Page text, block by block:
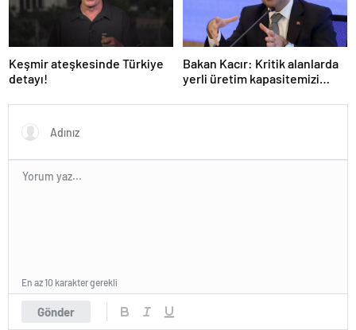
Keşmir ateşkesinde Türkiye
detayı!
Bakan Kacır: Kritik alanlarda
yerli üretim kapasitemizi
Gönder
En az 10 karakter gerekli